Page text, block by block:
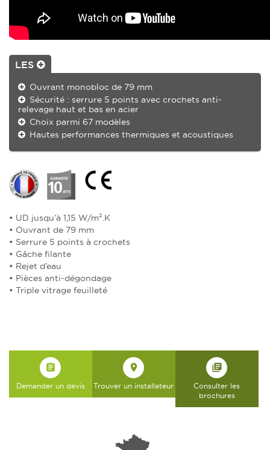
LES
Ouvrant monobloc de 79 mm
Sécurité : serrure 5 points avec crochets anti-
relevage haut et bas en acier
Choix parmi 67 modèles
Hautes performances thermiques et acoustiques
• UD jusqu’à 1,15 W/m².K
• Ouvrant de 79 mm
• Serrure 5 points à crochets
• Gâche filante
• Rejet d’eau
• Pièces anti-dégondage
• Triple vitrage feuilleté
assignment
Demander un devis
place
Trouver un installateur
library_books
Consulter les
brochures